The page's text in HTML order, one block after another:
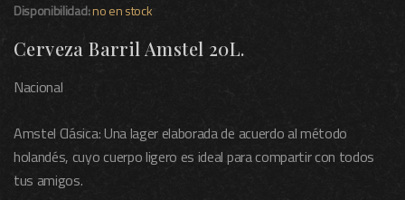
Disponibilidad:no en stock
Cerveza Barril Amstel 20L.
Nacional
Amstel Clásica: Una lager elaborada de acuerdo al método
holandés, cuyo cuerpo ligero es ideal para compartir con todos
tus amigos.